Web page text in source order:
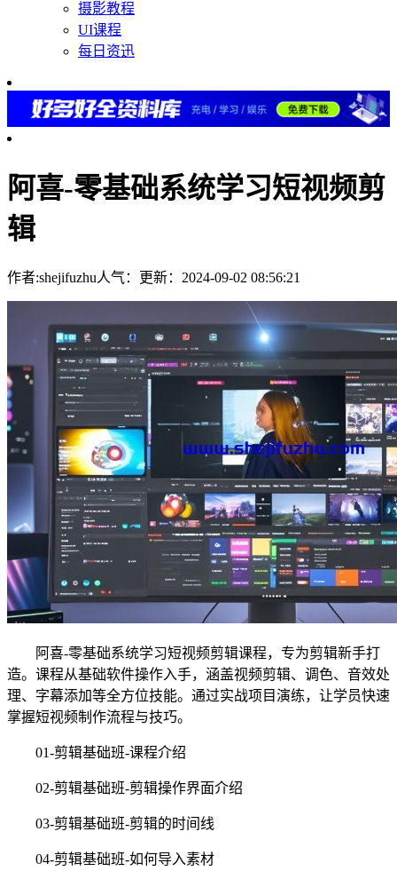
摄影教程
UI课程
每日资迅
阿喜-零基础系统学习短视频剪
辑
作者:shejifuzhu人气： 更新：2024-09-02 08:56:21
阿喜-零基础系统学习短视频剪辑课程，专为剪辑新手打
造。课程从基础软件操作入手，涵盖视频剪辑、调色、音效处
理、字幕添加等全方位技能。通过实战项目演练，让学员快速
掌握短视频制作流程与技巧。
01-剪辑基础班-课程介绍
02-剪辑基础班-剪辑操作界面介绍
03-剪辑基础班-剪辑的时间线
04-剪辑基础班-如何导入素材